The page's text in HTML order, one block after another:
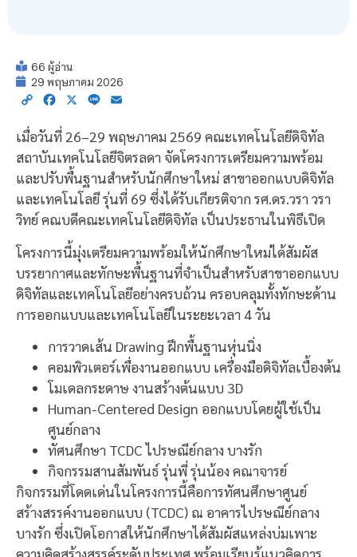
66 ผู้อ่าน
29 พฤษภาคม 2026
Copy Facebook
X Line
เมื่อวันที่ 26–29 พฤษภาคม 2569 คณะเทคโนโลยีดิจิทัล
สถาบันเทคโนโลยีจิตรลดา จัดโครงการเตรียมความพร้อม
และปรับพื้นฐานสำหรับนักศึกษาใหม่ สาขาออกแบบดิจิทัล
และเทคโนโลยี รุ่นที่ 69 ซึ่งได้รับเกียรติจาก รศ.ดร.วรา วรา
วิทย์ คณบดีคณะเทคโนโลยีดิจิทัล เป็นประธานในพิธีเปิด
โครงการนี้มุ่งเตรียมความพร้อมให้นักศึกษาใหม่ได้สัมผัส
บรรยากาศและทักษะพื้นฐานที่จำเป็นสำหรับสาขาออกแบบ
ดิจิทัลและเทคโนโลยีอย่างครบถ้วน ครอบคลุมทั้งทักษะด้าน
การออกแบบและเทคโนโลยีในระยะเวลา 4 วัน
การวาดเส้น Drawing ฝึกพื้นฐานหุ่นนิ่ง
คอมพิวเตอร์เพื่องานออกแบบ เครื่องมือดิจิทัลเบื้องต้น
โมเดลกระดาษ งานสร้างต้นแบบ 3D
Human-Centered Design ออกแบบโดยผู้ใช้เป็น
ศูนย์กลาง
ทัศนศึกษา TCDC ไปรษณีย์กลาง บางรัก
กิจกรรมสานสัมพันธ์ รุ่นพี่ รุ่นน้อง คณาจารย์
กิจกรรมที่โดดเด่นในโครงการนี้คือการทัศนศึกษาศูนย์
สร้างสรรค์งานออกแบบ (TCDC) ณ อาคารไปรษณีย์กลาง
บางรัก ซึ่งเปิดโอกาสให้นักศึกษาได้สัมผัสแหล่งบ่มเพาะ